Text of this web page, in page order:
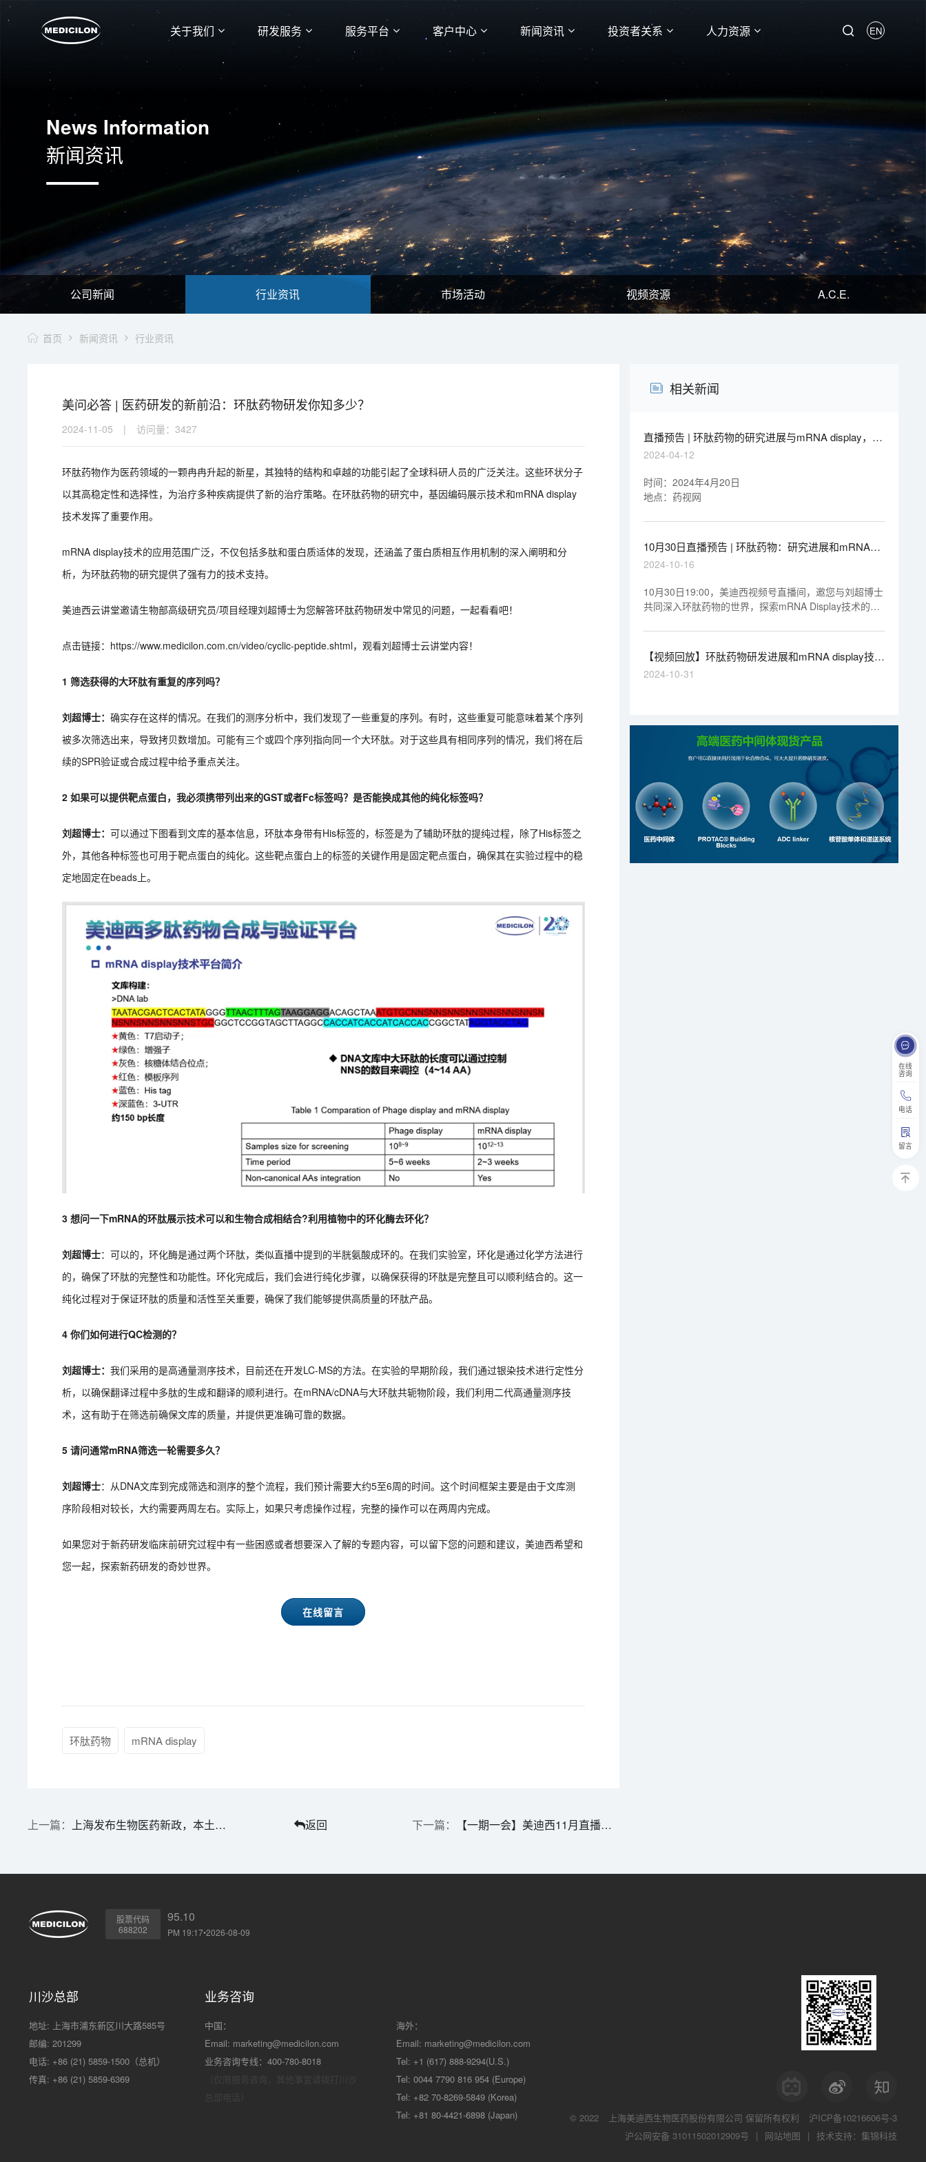
关于我们 研发服务 服务平台 客户中心 新闻资讯 投资者关系 人力资源 EN
在线
咨询
电话
留言
News Information
新闻资讯
公司新闻 行业资讯 市场活动 视频资源 A.C.E.
首页 新闻资讯 行业资讯
美问必答 | 医药研发的新前沿：环肽药物研发你知多少？
2024-11-05 | 访问量：3427
环肽药物作为医药领域的一颗冉冉升起的新星，其独特的结构和卓越的功能引起了全球科研人员的广泛关注。这些环状分子
以其高稳定性和选择性，为治疗多种疾病提供了新的治疗策略。在环肽药物的研究中，基因编码展示技术和mRNA display
技术发挥了重要作用。
mRNA display技术的应用范围广泛，不仅包括多肽和蛋白质适体的发现，还涵盖了蛋白质相互作用机制的深入阐明和分
析，为环肽药物的研究提供了强有力的技术支持。
美迪西云讲堂邀请生物部高级研究员/项目经理刘超博士为您解答环肽药物研发中常见的问题，一起看看吧！
点击链接：https://www.medicilon.com.cn/video/cyclic-peptide.shtml，观看刘超博士云讲堂内容！
1 筛选获得的大环肽有重复的序列吗？
刘超博士：确实存在这样的情况。在我们的测序分析中，我们发现了一些重复的序列。有时，这些重复可能意味着某个序列
被多次筛选出来，导致拷贝数增加。可能有三个或四个序列指向同一个大环肽。对于这些具有相同序列的情况，我们将在后
续的SPR验证或合成过程中给予重点关注。
2 如果可以提供靶点蛋白，我必须携带列出来的GST或者Fc标签吗？是否能换成其他的纯化标签吗？
刘超博士：可以通过下图看到文库的基本信息，环肽本身带有His标签的，标签是为了辅助环肽的提纯过程，除了His标签之
外，其他各种标签也可用于靶点蛋白的纯化。这些靶点蛋白上的标签的关键作用是固定靶点蛋白，确保其在实验过程中的稳
定地固定在beads上。
3 想问一下mRNA的环肽展示技术可以和生物合成相结合?利用植物中的环化酶去环化？
刘超博士：可以的，环化酶是通过两个环肽，类似直播中提到的半胱氨酸成环的。在我们实验室，环化是通过化学方法进行
的，确保了环肽的完整性和功能性。环化完成后，我们会进行纯化步骤，以确保获得的环肽是完整且可以顺利结合的。这一
纯化过程对于保证环肽的质量和活性至关重要，确保了我们能够提供高质量的环肽产品。
4 你们如何进行QC检测的？
刘超博士：我们采用的是高通量测序技术，目前还在开发LC-MS的方法。在实验的早期阶段，我们通过银染技术进行定性分
析，以确保翻译过程中多肽的生成和翻译的顺利进行。在mRNA/cDNA与大环肽共轭物阶段，我们利用二代高通量测序技
术，这有助于在筛选前确保文库的质量，并提供更准确可靠的数据。
5 请问通常mRNA筛选一轮需要多久？
刘超博士：从DNA文库到完成筛选和测序的整个流程，我们预计需要大约5至6周的时间。这个时间框架主要是由于文库测
序阶段相对较长，大约需要两周左右。实际上，如果只考虑操作过程，完整的操作可以在两周内完成。
如果您对于新药研发临床前研究过程中有一些困惑或者想要深入了解的专题内容，可以留下您的问题和建议，美迪西希望和
您一起，探索新药研发的奇妙世界。
在线留言
环肽药物 mRNA display
上海发布生物医药新政，本土创新药企如何把握国际化“新风口”？ 返回 【一期一会】美迪西11月直播，沙龙，行业展会大放送，期待与你全球相会
相关新闻
直播预告 | 环肽药物的研究进展与mRNA display，即
刻免费报名
2024-04-12
时间：2024年4月20日
地点：药视网
10月30日直播预告 | 环肽药物：研究进展和mRNA
display
2024-10-16
10月30日19:00，美迪西视频号直播间，邀您与刘超博士
共同深入环肽药物的世界，探索mRNA Display技术的最
不见不散！
【视频回放】环肽药物研发进展和mRNA display技术
在筛选与发现中的应用
2024-10-31
股票代码
688202
95.10
PM 19:17•2026-08-09
川沙总部
地址: 上海市浦东新区川大路585号
邮编: 201299
电话: +86 (21) 5859-1500（总机）
传真: +86 (21) 5859-6369
业务咨询
中国：
Email: marketing@medicilon.com
业务咨询专线：400-780-8018
海外：
Email: marketing@medicilon.com
Tel: +1 (617) 888-9294(U.S.)
Tel: 0044 7790 816 954 (Europe)
Tel: +82 70-8269-5849 (Korea)
Tel: +81 80-4421-6898 (Japan)
© 2022 上海美迪西生物医药股份有限公司 保留所有权利
沪ICP备10216606号-3
沪公网安备 31011502012909号
| 网站地图 | 技术支持：集锦科技